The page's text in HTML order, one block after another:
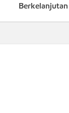
Berkelanjutan